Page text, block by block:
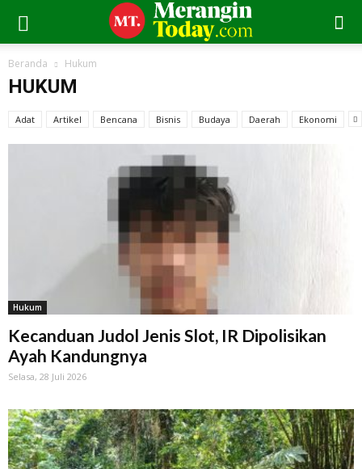
Beranda Hukum
HUKUM
Adat Artikel Bencana Bisnis Budaya Daerah Ekonomi
Hukum
Kecanduan Judol Jenis Slot, IR Dipolisikan
Ayah Kandungnya
Selasa, 28 Juli 2026